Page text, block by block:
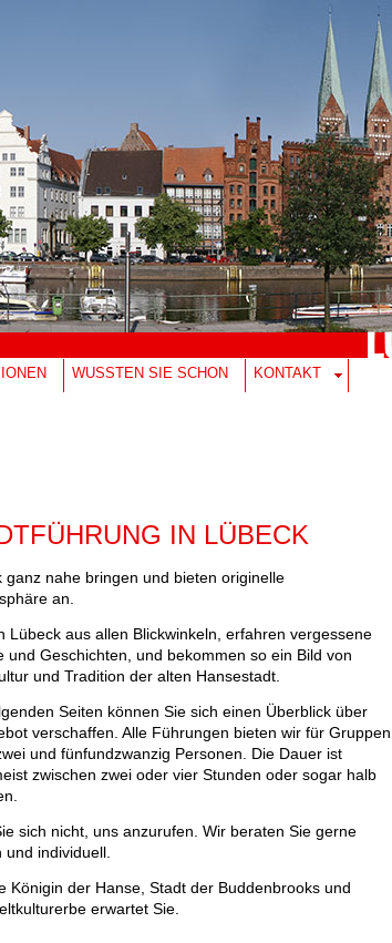
WUSSTEN SIE SCHON KONTAKT
IN LÜBECK
nahe bringen und bieten originelle
an.
Lübeck aus allen Blickwinkeln, erfahren vergessene
und Geschichten, und bekommen so ein Bild von
und Tradition der alten Hansestadt.
Seiten können Sie sich einen Überblick über
verschaffen. Alle Führungen bieten wir für Gruppen
und fünfundzwanzig Personen. Die Dauer ist
zwischen zwei oder vier Stunden oder sogar halb
sich nicht, uns anzurufen. Wir beraten Sie gerne
und individuell.
Königin der Hanse, Stadt der Buddenbrooks und
erwartet Sie.